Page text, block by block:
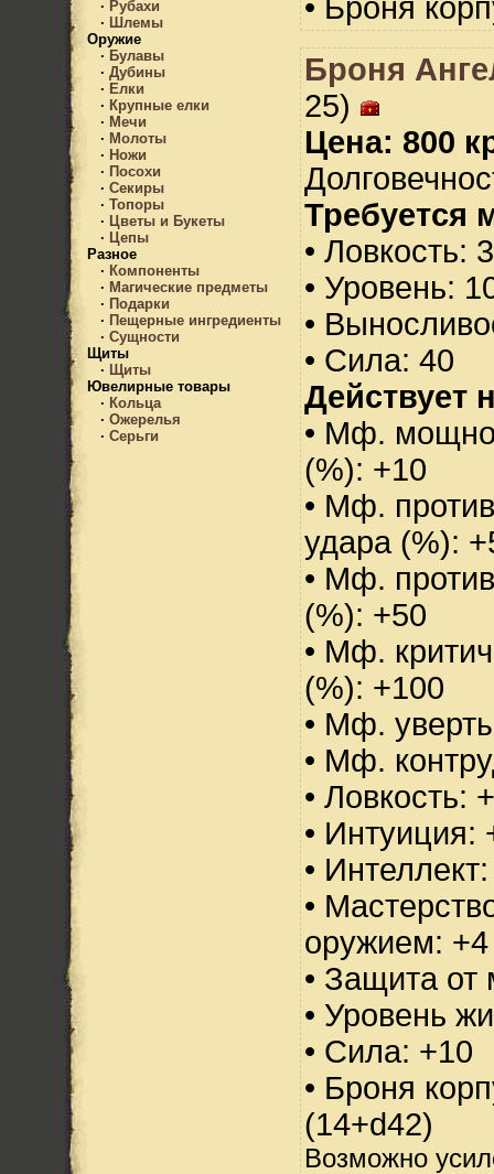
· Рубахи
· Шлемы
Оружие
· Булавы
· Дубины
· Елки
· Крупные елки
· Мечи
· Молоты
· Ножи
· Посохи
· Секиры
· Топоры
· Цветы и Букеты
· Цепы
Разное
· Компоненты
· Магические предметы
· Подарки
· Пещерные ингредиенты
· Сущности
Щиты
· Щиты
Ювелирные товары
· Кольца
· Ожерелья
· Серьги
• Броня
Броня
25)
Цена: 800
Требуется
• Ловкость:
• Уровень:
•
• Сила: 40
Действует
• Мф.
(%): +10
• Мф.
удара (%):
• Мф.
(%): +50
• Мф.
(%): +100
• Мф.
• Мф.
• Ловкость:
• Интуиция:
•
•
оружием: +4
• Защита от
• Уровень
• Сила: +10
• Броня
(14+d42)
Возможно